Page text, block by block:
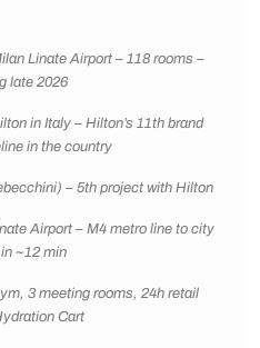
Linate Airport – 118 rooms –
late 2026
in Italy – Hilton’s 11th brand
in the country
– 5th project with Hilton
Airport – M4 metro line to city
~12 min
3 meeting rooms, 24h retail
Cart